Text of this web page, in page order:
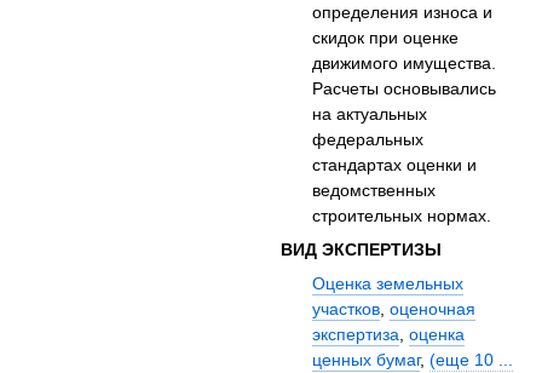
определения износа и
скидок при оценке
движимого имущества.
Расчеты основывались
на актуальных
федеральных
стандартах оценки и
ведомственных
строительных нормах.
ВИД ЭКСПЕРТИЗЫ
Оценка земельных
участков,оценочная
экспертиза,оценка
ценных бумаг,(еще 10 ...